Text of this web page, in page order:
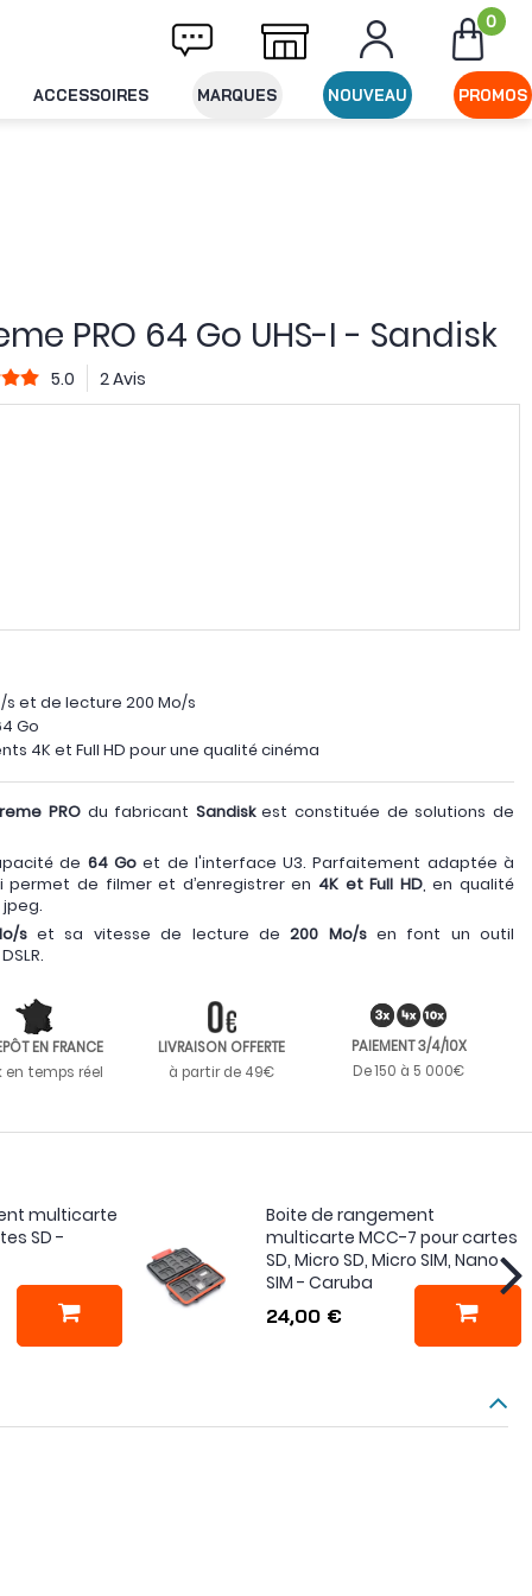
offerte dès 49€ d'achat 0
ACCESSOIRES MARQUES NOUVEAU PROMOS
PRO 64 Go UHS-I - Sandisk
5.0 2 Avis
et de lecture 200 Mo/s
Go
4K et Full HD pour une qualité cinéma
PROdu fabricant Sandiskest constituée de solutions de
de 64 Go et de l'interface U3. Parfaitement adaptée à
de filmer et d’enregistrer en 4K et Full HD, en qualité
jpeg.
set sa vitesse de lecture de200 Mo/sen font un outil
EN FRANCE
en temps réel
LIVRAISON OFFERTE
à partir de 49€
PAIEMENT 3/4/10X
De 150 à 5 000€
multicarte
SD -
Boite de rangement
multicarte MCC-7 pour cartes
SD, Micro SD, Micro SIM, Nano
SIM - Caruba
24,00 €